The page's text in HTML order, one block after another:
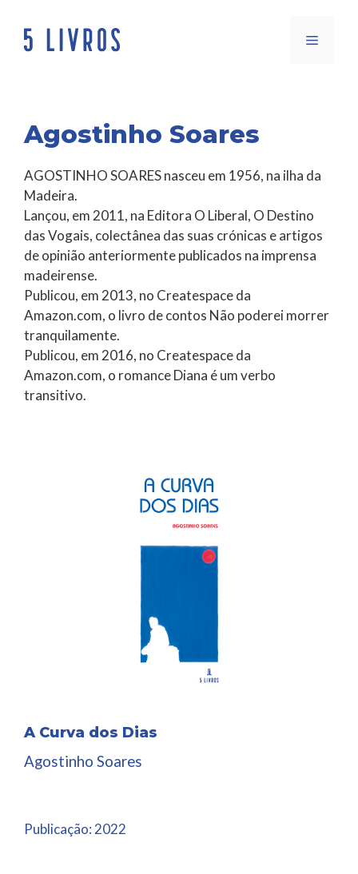
para
Menu
Agostinho Soares
AGOSTINHO SOARES nasceu em 1956, na ilha da
Madeira.
Lançou, em 2011, na Editora O Liberal, O Destino
das Vogais, colectânea das suas crónicas e artigos
de opinião anteriormente publicados na imprensa
madeirense.
Publicou, em 2013, no Createspace da
Amazon.com, o livro de contos Não poderei morrer
tranquilamente.
Publicou, em 2016, no Createspace da
Amazon.com, o romance Diana é um verbo
transitivo.
A Curva dos Dias
Agostinho Soares
Publicação: 2022